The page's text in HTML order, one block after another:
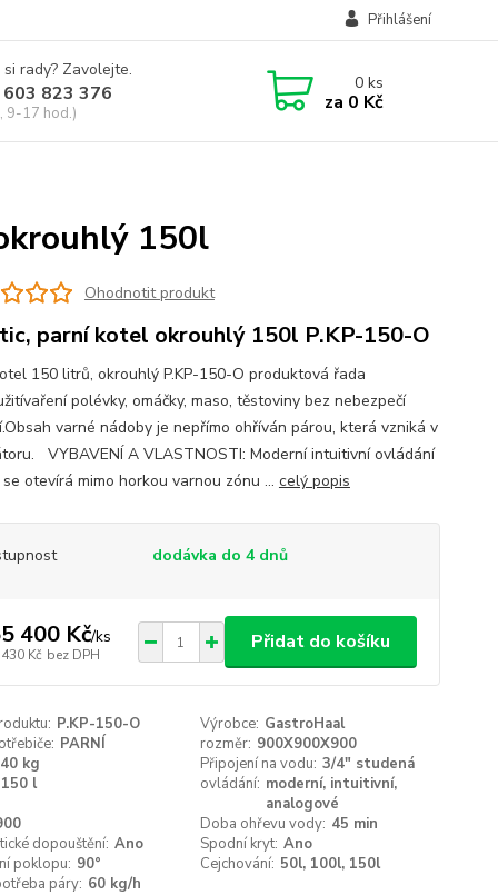
Přihlášení
rady? Zavolejte.
823 376
9-17 hod.)
0ks
za 0 Kč
150l
Ohodnotit produkt
parní kotel okrouhlý 150l P.KP-150-O
150 litrů, okrouhlý P.KP-150-O produktová řada
polévky, omáčky, maso, těstoviny bez nebezpečí
varné nádoby je nepřímo ohříván párou, která vzniká v
VYBAVENÍ A VLASTNOSTI: Moderní intuitivní ovládání
otevírá mimo horkou varnou zónu ... celý popis
dodávka do 4 dnů
400 Kč/ks
Kč bez DPH
Přidat do košíku
P.KP-150-O Výrobce: GastroHaal
PARNÍ rozměr: 900X900X900
kg Připojení na vodu: 3/4" studená
150 l ovládání: moderní, intuitivní,
analogové
Doba ohřevu vody: 45 min
dopouštění: Ano Spodní kryt: Ano
poklopu: 90° Cejchování: 50l, 100l, 150l
páry: 60 kg/h